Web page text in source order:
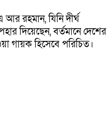
রহমান, যিনি দীর্ঘ
দিয়েছেন, বর্তমানে দেশের
গায়ক হিসেবে পরিচিত।